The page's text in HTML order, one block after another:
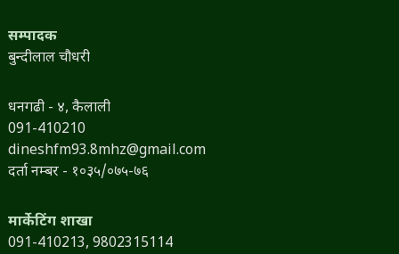
सम्पादक
बुन्दीलाल चौधरी
धनगढी - ४, कैलाली
091-410210
dineshfm93.8mhz@gmail.com
दर्ता नम्बर - १०३५/०७५-७६
मार्केटिंग शाखा
091-410213, 9802315114